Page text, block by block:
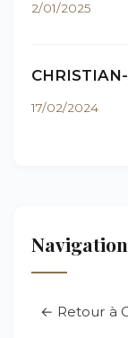
2/01/2025
17/02/2024
Navigation
← Retour à